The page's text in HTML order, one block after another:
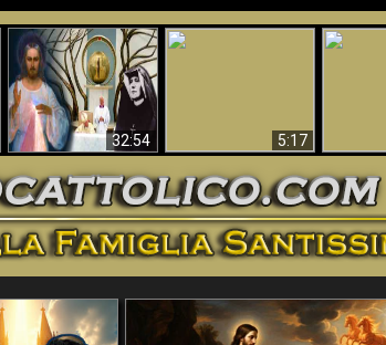
32:54
Faustina e la Divina
Misericordia – un
inganno
5:17